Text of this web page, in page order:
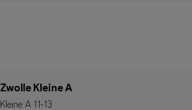
Zwolle Kleine A
Kleine A 11-13